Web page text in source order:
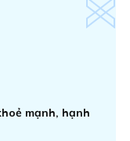
mạnh, hạnh